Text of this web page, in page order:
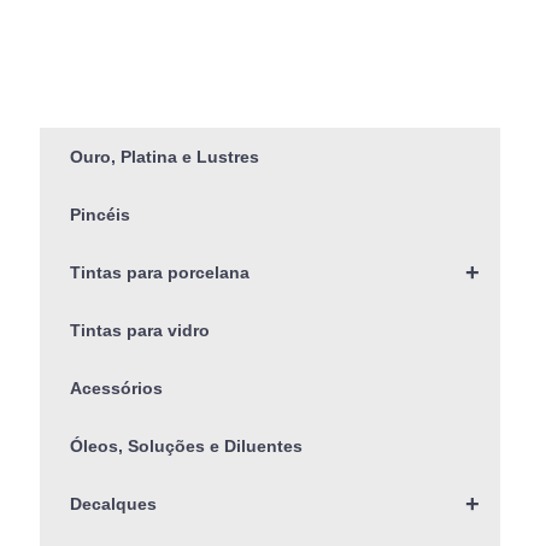
Ouro, Platina e Lustres
Pincéis
+
Tintas para porcelana
Tintas para vidro
Acessórios
Óleos, Soluções e Diluentes
+
Decalques